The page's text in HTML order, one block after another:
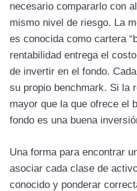
necesario compararlo con
mismo nivel de riesgo. La
es conocida como cartera
rentabilidad entrega el
de invertir en el fondo.
su propio benchmark. Si la
mayor que la que ofrece el
fondo es una buena
Una forma para encontrar
asociar cada clase de
conocido y ponderar